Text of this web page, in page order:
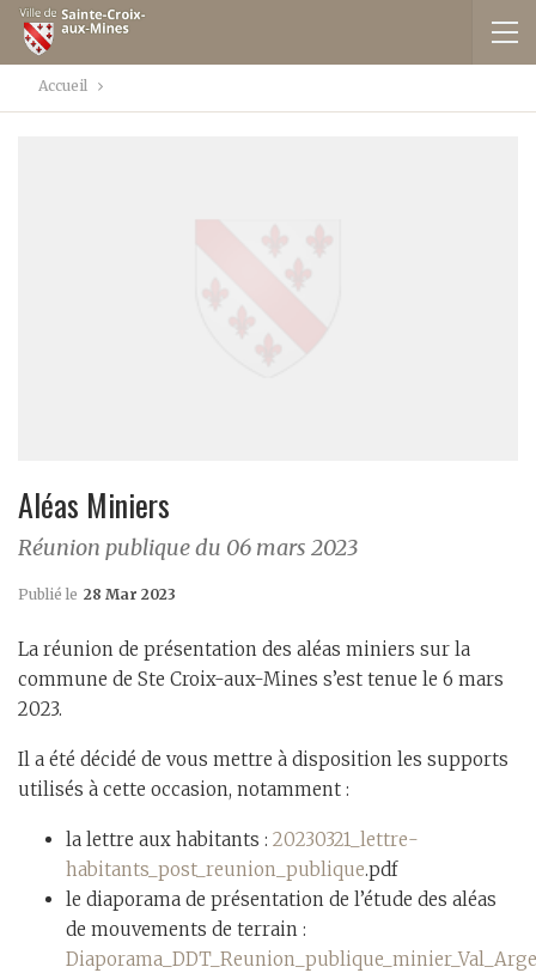
Accueil
Aléas Miniers
Réunion publique du 06 mars 2023
Publié le 28 Mar 2023
La réunion de présentation des aléas miniers sur la
commune de Ste Croix-aux-Mines s’est tenue le 6 mars
2023.
Il a été décidé de vous mettre à disposition les supports
utilisés à cette occasion, notamment :
la lettre aux habitants : 20230321_lettre-
habitants_post_reunion_publique.pdf
le diaporama de présentation de l’étude des aléas
de mouvements de terrain :